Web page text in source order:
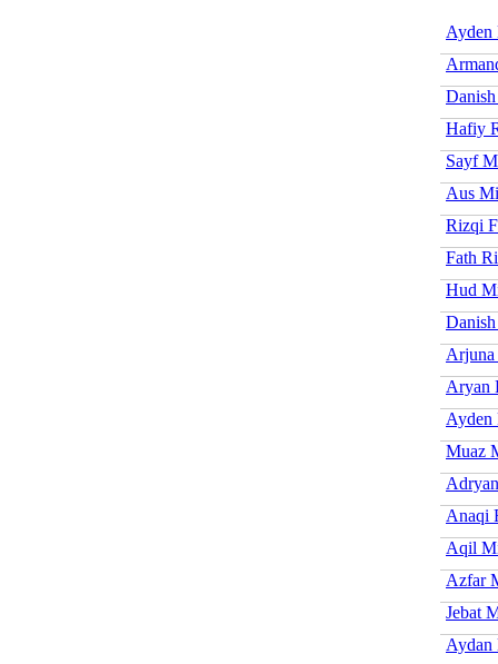
Ayden
Hafiy
Sayf
Aus
Rizqi
Fath
Hud
Aryan
Ayden
Muaz
Anaqi
Aqil
Azfar
Jebat
Aydan